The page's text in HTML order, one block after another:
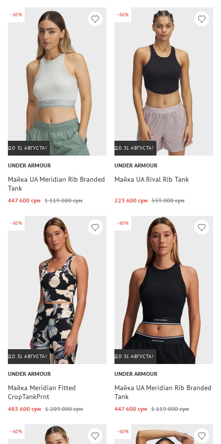
-60%
ДО 31 АВГУСТА!
UNDER ARMOUR
Майка UA Meridian Rib Branded
Tank
447 600 сум 1 119 000 сум
-60%
ДО 31 АВГУСТА!
UNDER ARMOUR
Майка UA Rival Rib Tank
223 600 сум 559 000 сум
-60%
ДО 31 АВГУСТА!
UNDER ARMOUR
Майка Meridian Fitted
CropTankPrnt
483 600 сум 1 209 000 сум
-60%
ДО 31 АВГУСТА!
UNDER ARMOUR
Майка UA Meridian Rib Branded
Tank
447 600 сум 1 119 000 сум
-60% -60%